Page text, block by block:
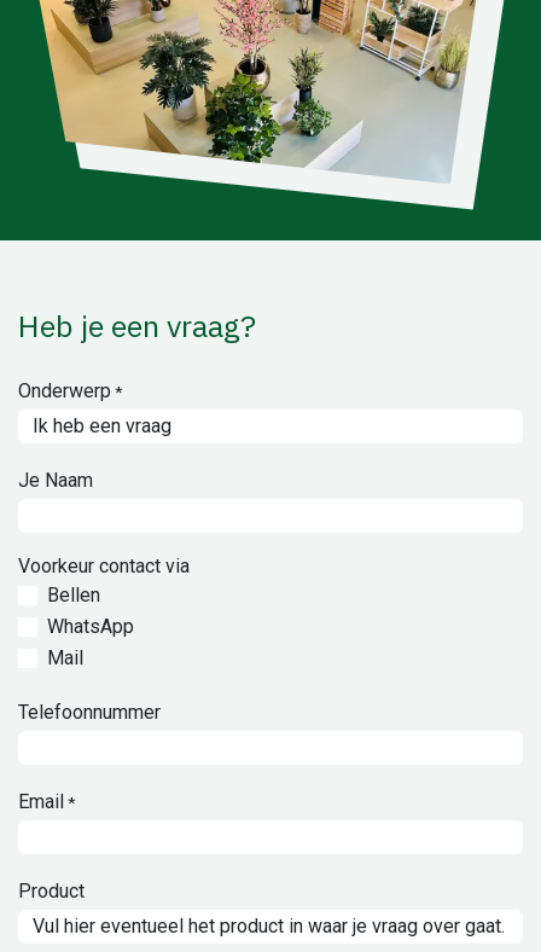
Heb je een vraag?
Onderwerp *
Je Naam
Voorkeur contact via
Bellen
WhatsApp
Mail
Telefoonnummer
Email *
Product